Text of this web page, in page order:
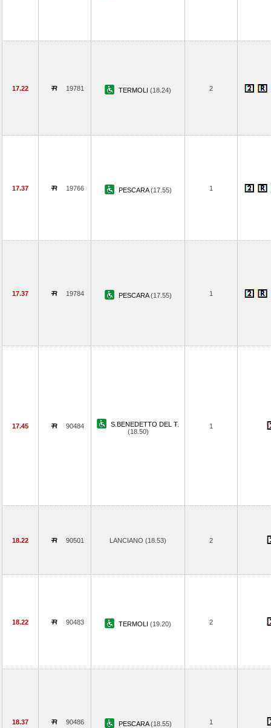
17.22 19781 TERMOLI (18.24) 2
17.37 19766 PESCARA(17.55) 1
17.37 19784 PESCARA(17.55) 1
17.45 90484
S.BENEDETTO DEL T.
(18.50)
1
18.22 90501 LANCIANO (18.53) 2
18.22 90483 TERMOLI (19.20) 2
18.37 90486 PESCARA(18.55) 1